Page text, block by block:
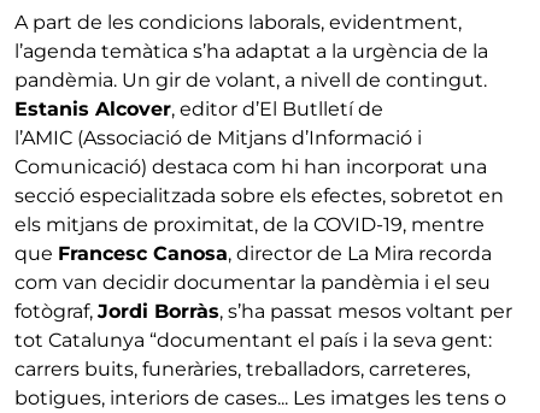
A part de les condicions laborals, evidentment,
l’agenda temàtica s’ha adaptat a la urgència de la
pandèmia. Un gir de volant, a nivell de contingut.
Estanis Alcover, editor d’El Butlletí de
l’AMIC (Associació de Mitjans d’Informació i
Comunicació) destaca com hi han incorporat una
secció especialitzada sobre els efectes, sobretot en
els mitjans de proximitat, de la COVID-19, mentre
que Francesc Canosa, director de La Mira recorda
com van decidir documentar la pandèmia i el seu
fotògraf, Jordi Borràs, s’ha passat mesos voltant per
tot Catalunya “documentant el país i la seva gent:
carrers buits, funeràries, treballadors, carreteres,
botigues, interiors de cases... Les imatges les tens o